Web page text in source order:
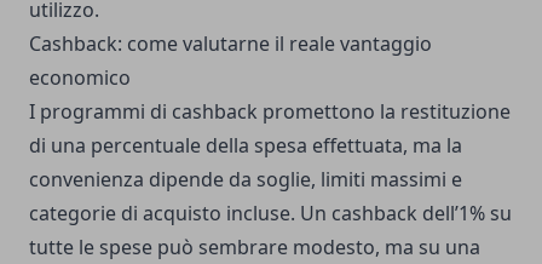
utilizzo.
Cashback: come valutarne il reale vantaggio
economico
I programmi di cashback promettono la restituzione
di una percentuale della spesa effettuata, ma la
convenienza dipende da soglie, limiti massimi e
categorie di acquisto incluse. Un cashback dell’1% su
tutte le spese può sembrare modesto, ma su una